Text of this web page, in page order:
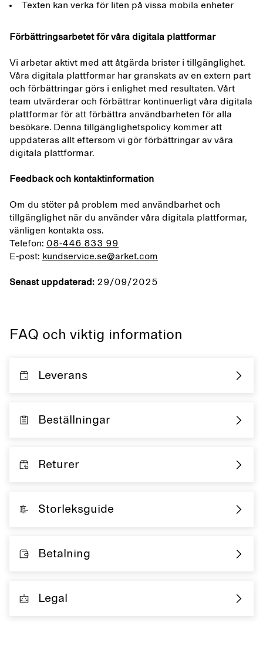
Texten kan verka för liten på vissa mobila enheter
Förbättringsarbetet för våra digitala plattformar
Vi arbetar aktivt med att åtgärda brister i tillgänglighet.
Våra digitala plattformar har granskats av en extern part
och förbättringar görs i enlighet med resultaten. Vårt
team utvärderar och förbättrar kontinuerligt våra digitala
plattformar för att förbättra användbarheten för alla
besökare. Denna tillgänglighetspolicy kommer att
uppdateras allt eftersom vi gör förbättringar av våra
digitala plattformar.
Feedback och kontaktinformation
Om du stöter på problem med användbarhet och
tillgänglighet när du använder våra digitala plattformar,
vänligen kontakta oss.
Telefon: 08-446 833 99
E-post: kundservice.se@arket.com
Senast uppdaterad: 29/09/2025
FAQ och viktig information
Leverans
Beställningar
Returer
Storleksguide
Betalning
Legal